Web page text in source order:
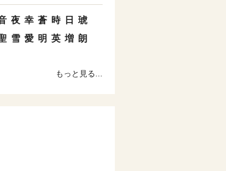
夜 幸 蒼 時 日 琥
雪 愛 明 英 増 朗
もっと見る...